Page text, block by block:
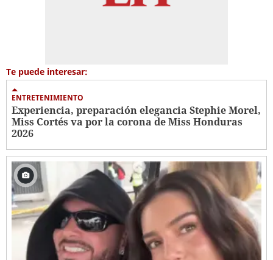
Te puede interesar:
ENTRETENIMIENTO
Experiencia, preparación elegancia Stephie Morel,
Miss Cortés va por la corona de Miss Honduras
2026